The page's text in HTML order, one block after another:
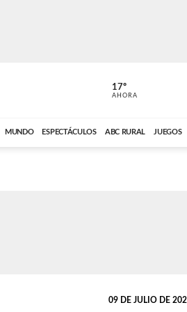
ABC CARDINAL
17º
AHORA
MUNDO ESPECTÁCULOS ABC RURAL JUEGOS
09 DE JULIO DE